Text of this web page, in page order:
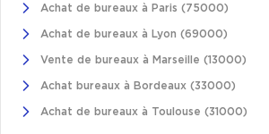
Achat de bureaux à Paris (75000)
Achat de bureaux à Lyon (69000)
Vente de bureaux à Marseille (13000)
Achat bureaux à Bordeaux (33000)
Achat de bureaux à Toulouse (31000)